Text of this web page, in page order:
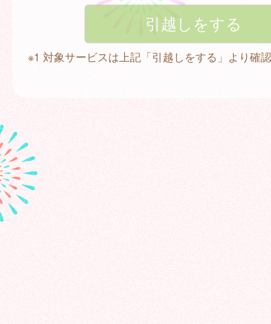
※1 対象サービスは上記「引越しをする」より確